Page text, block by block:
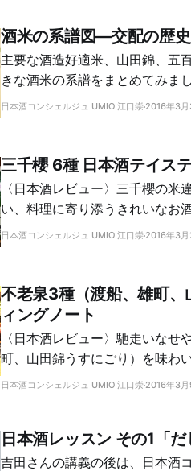
酒米の系譜図―交配の歴史
主要な酒造好適米、山田錦、五
きな酒米の系譜をまとめてみま
がわかります。意外なルーツも
日本酒コンシェルジュ UMIO 江口崇 2016年3月
三千櫻 6種 日本酒テイス
〈日本酒レビュー〉三千櫻の
い、料理に寄り添うきれいなお
酒として味わいたい日本酒です
日本酒コンシェルジュ UMIO 江口崇 2016年3月
不老泉3種（渡船、雄町
ィングノート
〈日本酒レビュー〉馳走いな
町、山田錦うすにごり）を味わい
日本酒コンシェルジュ UMIO 江口崇 2016年3月
日本酒レッスン その1「
吉田さんの講義の後は、日本酒